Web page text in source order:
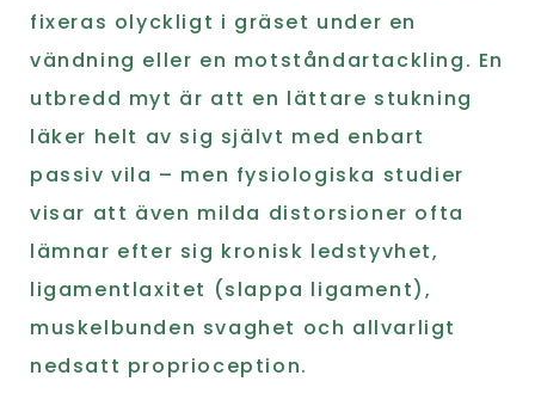
fixeras olyckligt i gräset under en
vändning eller en motståndartackling. En
utbredd myt är att en lättare stukning
läker helt av sig självt med enbart
passiv vila – men fysiologiska studier
visar att även milda distorsioner ofta
lämnar efter sig kronisk ledstyvhet,
ligamentlaxitet (slappa ligament),
muskelbunden svaghet och allvarligt
nedsatt proprioception.